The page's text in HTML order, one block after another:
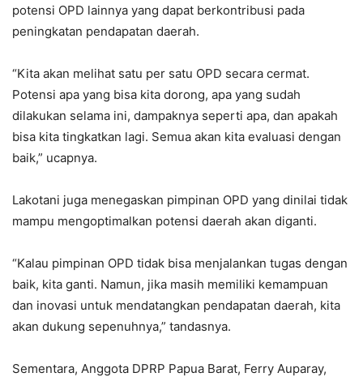
potensi OPD lainnya yang dapat berkontribusi pada
peningkatan pendapatan daerah.
“Kita akan melihat satu per satu OPD secara cermat.
Potensi apa yang bisa kita dorong, apa yang sudah
dilakukan selama ini, dampaknya seperti apa, dan apakah
bisa kita tingkatkan lagi. Semua akan kita evaluasi dengan
baik,” ucapnya.
Lakotani juga menegaskan pimpinan OPD yang dinilai tidak
mampu mengoptimalkan potensi daerah akan diganti.
“Kalau pimpinan OPD tidak bisa menjalankan tugas dengan
baik, kita ganti. Namun, jika masih memiliki kemampuan
dan inovasi untuk mendatangkan pendapatan daerah, kita
akan dukung sepenuhnya,” tandasnya.
Sementara, Anggota DPRP Papua Barat, Ferry Auparay,